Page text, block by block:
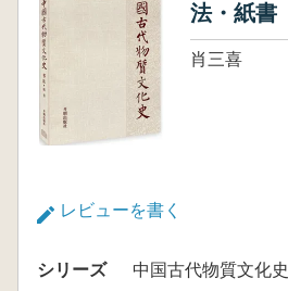
法・紙書
肖三喜
レビューを書く
シリーズ
中国古代物質文化史